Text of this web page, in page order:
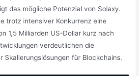
das mögliche Potenzial von Solaxy.
trotz intensiver Konkurrenz eine
1,5 Milliarden US-Dollar kurz nach
verdeutlichen die
Skalierungslösungen für Blockchains.